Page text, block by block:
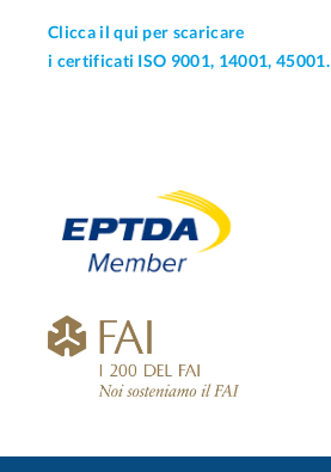
Clicca il qui per scaricare
i certificati ISO 9001, 14001, 45001.